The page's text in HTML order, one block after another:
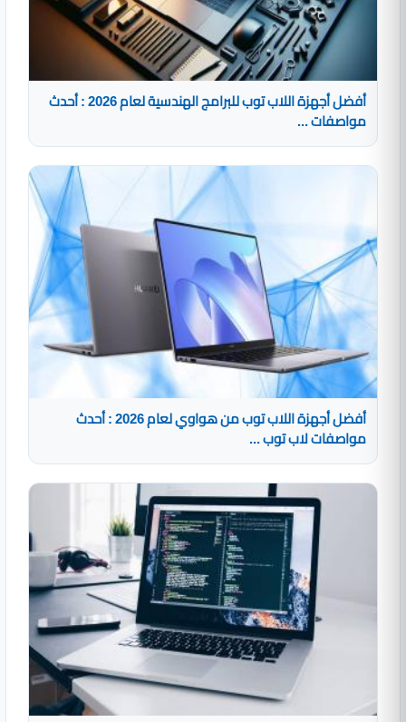
أفضل أجهزة اللاب توب للبرامج الهندسية لعام 2026 : أحدث
مواصفات ...
أفضل أجهزة اللاب توب من هواوي لعام 2026 : أحدث
مواصفات لاب توب ...